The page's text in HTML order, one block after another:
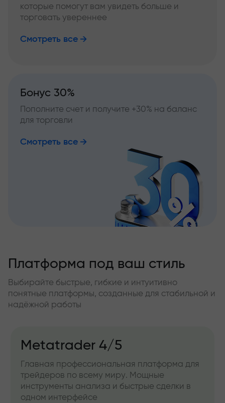
которые помогут вам увидеть больше и
торговать увереннее
Смотреть все
Бонус 30%
Пополните счет и получите +30% на баланс
для торговли
Смотреть все
Платформа под ваш стиль
Выбирайте быстрые, гибкие и интуитивно
понятные платформы, созданные для стабильной и
надёжной работы
Metatrader 4/5
Главная профессиональная платформа для
трейдеров по всему миру. Мощные
инструменты анализа и быстрые сделки в
одном интерфейсе